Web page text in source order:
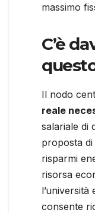
massimo
C’è
Il nodo
reale
salariale di
proposta
risparmi
risorsa
consente